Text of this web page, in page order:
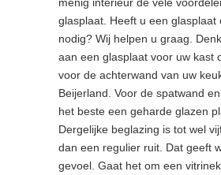
menig interieur de vele
glasplaat. Heeft u een glasplaat
nodig? Wij helpen u graag.
aan een glasplaat voor uw kast
voor de achterwand van uw
Beijerland. Voor de spatwand
het beste een geharde glazen
Dergelijke beglazing is tot wel
dan een regulier ruit. Dat geeft
gevoel. Gaat het om een